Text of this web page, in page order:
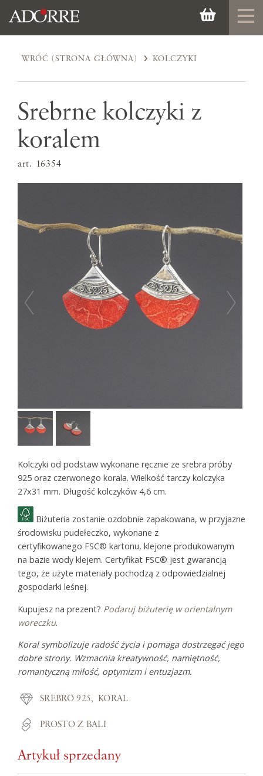
WRÓĆ (STRONA GŁÓWNA) KOLCZYKI
Srebrne kolczyki z
koralem
art. 16354
Kolczyki od podstaw wykonane ręcznie ze srebra próby
925 oraz czerwonego korala. Wielkość tarczy kolczyka
27x31 mm. Długość kolczyków 4,6 cm.
Biżuteria zostanie ozdobnie zapakowana, w przyjazne
środowisku pudełeczko, wykonane z
certyfikowanego FSC® kartonu, klejone produkowanym
na bazie wody klejem. Certyfikat FSC® jest gwarancją
tego, że użyte materiały pochodzą z odpowiedzialnej
gospodarki leśnej.
Kupujesz na prezent? Podaruj biżuterię w orientalnym
woreczku.
Koral symbolizuje radość życia i pomaga dostrzegać jego
dobre strony. Wzmacnia kreatywność, namiętność,
romantyczną miłość, optymizm i entuzjazm.
SREBRO 925 KORAL
PROSTO Z BALI
Artykuł sprzedany